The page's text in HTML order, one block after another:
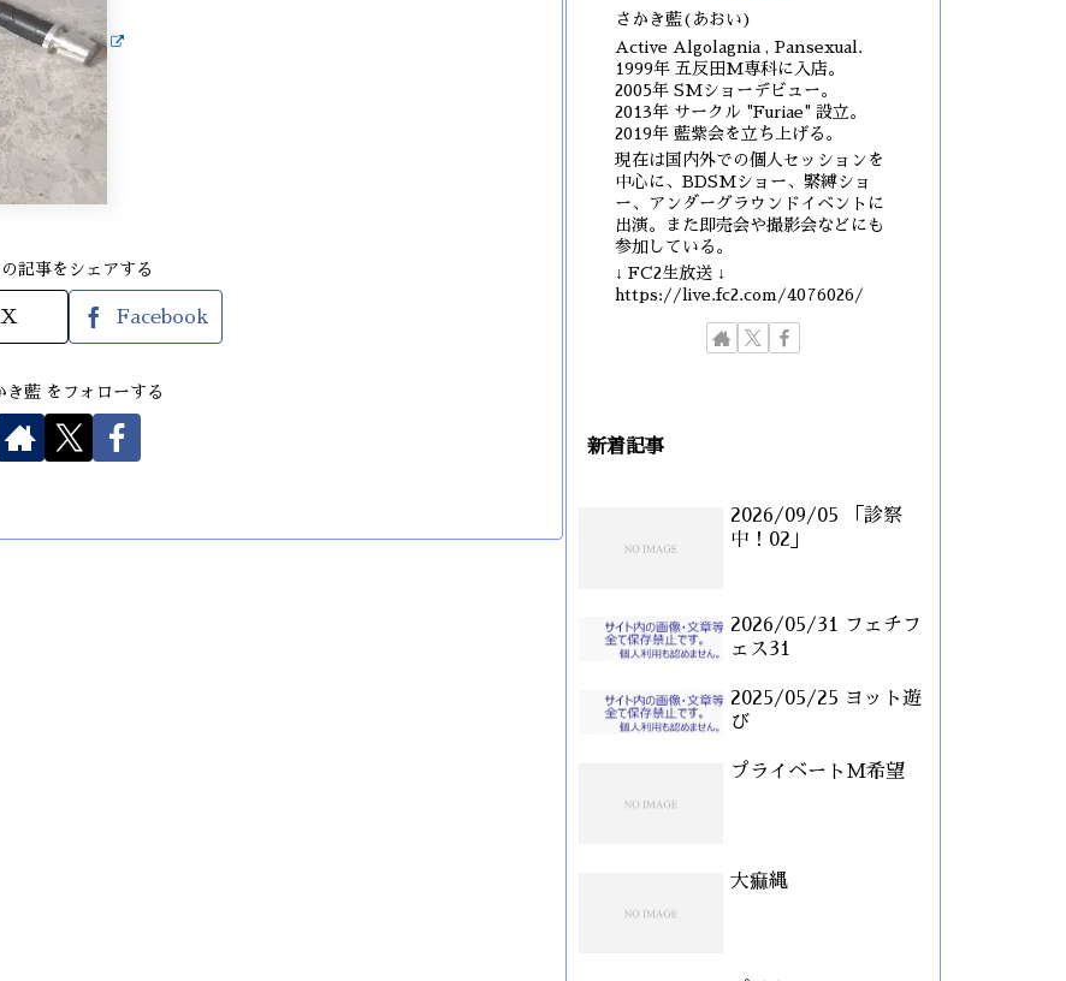
の記事をシェアする
X Facebook
き藍 をフォローする
さかき藍(あおい)
Active Algolagnia , Pansexual.
1999年 五反田M専科に入店。
2005年 SMショーデビュー。
2013年 サークル "Furiae" 設立。
2019年 藍紫会を立ち上げる。
現在は国内外での個人セッションを
中心に、BDSMショー、緊縛ショ
ー、アンダーグラウンドイベントに
出演。また即売会や撮影会などにも
参加している。
↓ FC2生放送 ↓
https://live.fc2.com/4076026/
新着記事
2026/09/05 「診察
中！02」
2026/05/31 フェチフ
ェス31
2025/05/25 ヨット遊
び
プライベートM希望
大痲縄